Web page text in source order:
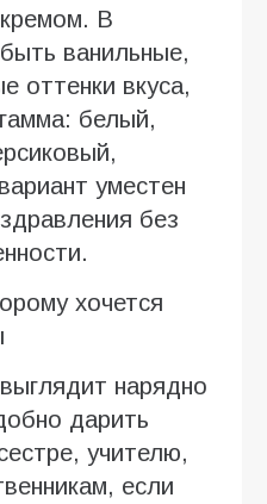
В
ванильные,
оттенки вкуса,
белый,
уместен
без
хочется
нарядно
дарить
учителю,
если